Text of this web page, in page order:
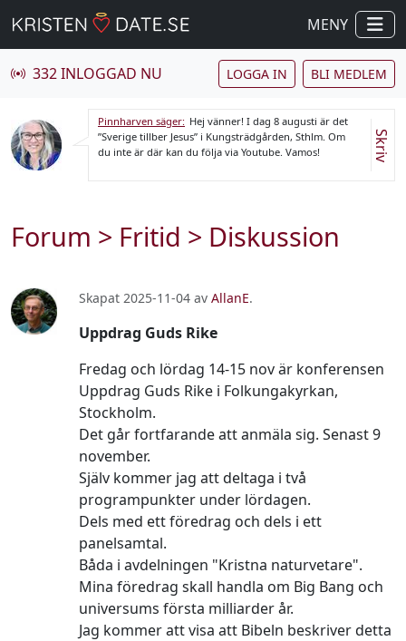
MENY
332 INLOGGAD NU LOGGA IN BLI MEDLEM
Pinnharven säger: Hej vänner! I dag 8 augusti är det
”Sverige tillber Jesus” i Kungsträdgården, Sthlm. Om
du inte är där kan du följa via Youtube. Vamos!
Skriv
Forum > Fritid > Diskussion
Skapat 2025-11-04 av AllanE.
Uppdrag Guds Rike
Fredag och lördag 14-15 nov är konferensen
Uppdrag Guds Rike i Folkungakyrkan,
Stockholm.
Det går fortfarande att anmäla sig. Senast 9
november.
Själv kommer jag att deltaga i två
programpunkter under lördagen.
Dels med ett föredrag och dels i ett
panelsamtal.
Båda i avdelningen "Kristna naturvetare".
Mina föredrag skall handla om Big Bang och
universums första milliarder år.
Jag kommer att visa att Bibeln beskriver detta